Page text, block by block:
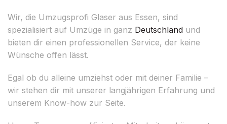
Wir, die Umzugsprofi Glaser aus Essen, sind
spezialisiert auf Umzüge in ganz Deutschland und
bieten dir einen professionellen Service, der keine
Wünsche offen lässt.
Egal ob du alleine umziehst oder mit deiner Familie –
wir stehen dir mit unserer langjährigen Erfahrung und
unserem Know-how zur Seite.